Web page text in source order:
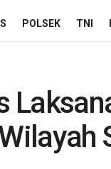
POLSEK TNI